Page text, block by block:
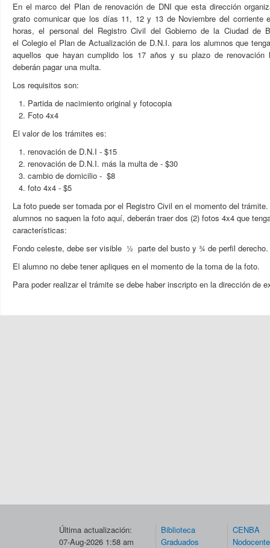
En el marco del Plan de renovación de DNI que esta dirección
grato comunicar que los días 11, 12 y 13 de Noviembre del corriente
horas, el personal del Registro Civil del Gobierno de la Ciudad de
el Colegio el Plan de Actualización de D.N.I. para los alumnos que
aquellos que hayan cumplido los 17 años y su plazo de renovación
deberán pagar una multa.
Los requisitos son:
Partida de nacimiento original y fotocopia
Foto 4x4
El valor de los trámites es:
renovación de D.N.I - $15
renovación de D.N.I. más la multa de - $30
cambio de domicilio - $8
foto 4x4 - $5
La foto puede ser tomada por el Registro Civil en el momento del
alumnos no saquen la foto aquí, deberán traer dos (2) fotos 4x4 que
características:
Fondo celeste, debe ser visible ½ parte del busto y ¾ de perfil derecho.
El alumno no debe tener apliques en el momento de la toma de la foto.
Para poder realizar el trámite se debe haber inscripto en la dirección de
Última actualización:
07-Aug-2026 1:58 am
Biblioteca
Graduados
CENBA